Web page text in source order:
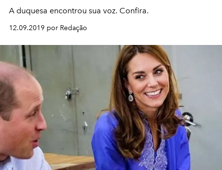
A duquesa encontrou sua voz. Confira.
12.09.2019 por Redação